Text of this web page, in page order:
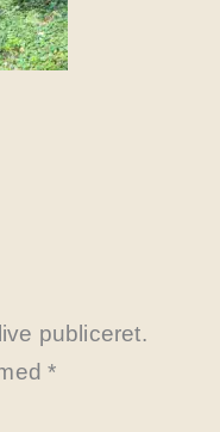
publiceret.
*